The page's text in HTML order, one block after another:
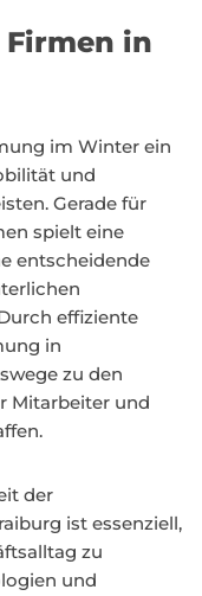
in
im Winter ein
und
Gerade für
spielt eine
entscheidende
effiziente
in
zu den
Mitarbeiter und
der
ist essenziell,
zu
und